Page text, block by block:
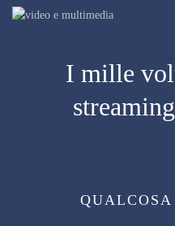
I mille